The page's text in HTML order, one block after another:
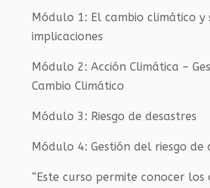
Módulo 1: El cambio climático y
implicaciones
Módulo 2: Acción Climática –
Cambio Climático
Módulo 3: Riesgo de desastres
Módulo 4: Gestión del riesgo de
“Este curso permite conocer los